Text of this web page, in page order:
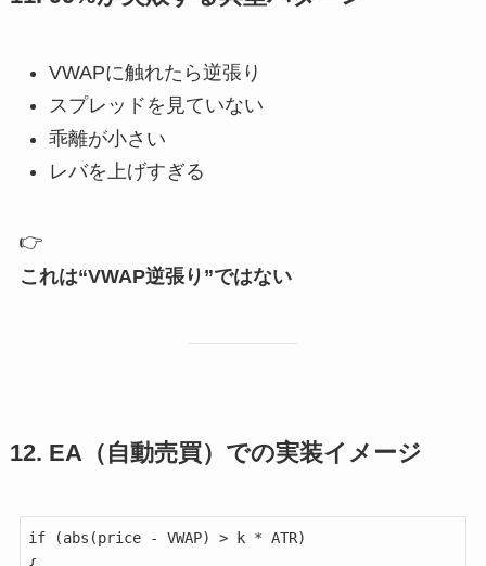
VWAPに触れたら逆張り
スプレッドを見ていない
乖離が小さい
レバを上げすぎる
👉
これは“VWAP逆張り”ではない
12. EA（自動売買）での実装イメージ
if (abs(price - VWAP) > k * ATR)